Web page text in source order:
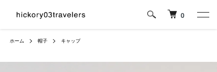
0
ホーム 帽子 キャップ